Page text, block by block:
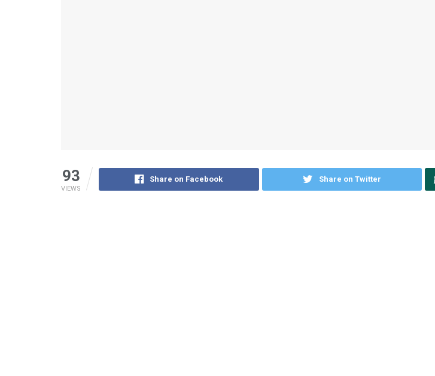
93
VIEWS
Share on Facebook Share on Twitter